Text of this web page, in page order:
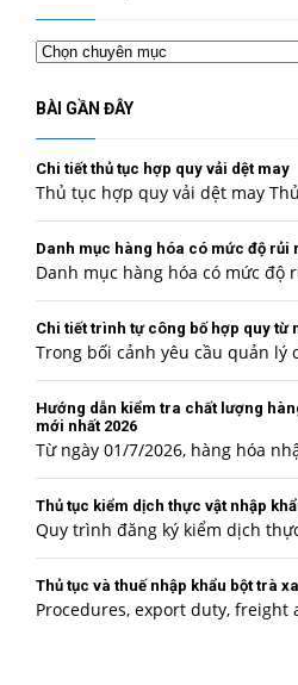
Chuyên
mục
BÀI GẦN ĐÂY
Chi tiết thủ tục hợp quy vải dệt may
Thủ tục hợp quy vải dệt may
Danh mục hàng hóa có mức độ rủi
Danh mục hàng hóa có mức độ
Chi tiết trình tự công bố hợp quy từ
Trong bối cảnh yêu cầu quản lý
Hướng dẫn kiểm tra chất lượng
mới nhất 2026
Từ ngày 01/7/2026, hàng hóa
Thủ tục kiểm dịch thực vật nhập
Quy trình đăng ký kiểm dịch
Thủ tục và thuế nhập khẩu bột trà
Procedures, export duty, freight